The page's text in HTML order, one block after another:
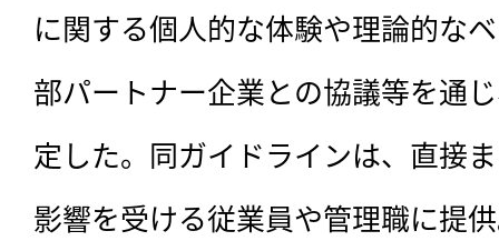
に関する個人的な体験や理論的な
部パートナー企業との協議等を通
定した。同ガイドラインは、直接
影響を受ける従業員や管理職に提